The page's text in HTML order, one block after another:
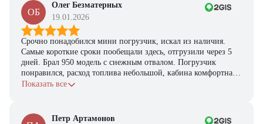
ОБ
Олег Безматерных
19.01.2026
Срочно понадобился мини погрузчик, искал из наличия.
Самые короткие сроки пообещали здесь, отгрузили через 5
дней. Брал 950 модель с снежным отвалом. Погрузчик
понравился, расход топлива небольшой, кабина комфортная,
с задачами справляется.
Показать все
Петр Артамонов